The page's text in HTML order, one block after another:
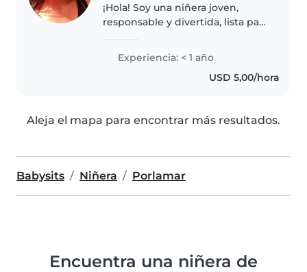
¡Hola! Soy una niñera joven,
responsable y divertida, lista para
dedicación. Aunque soy nueva
en el cuidado infantil, tengo
habilidades como dibujar,..
Experiencia: < 1 año
USD 5,00/hora
Aleja el mapa para encontrar más resultados.
Babysits Niñera Porlamar
Encuentra una niñera de